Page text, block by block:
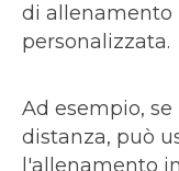
di allenamento
personalizzata.
Ad esempio,
distanza, può
l'allenamento